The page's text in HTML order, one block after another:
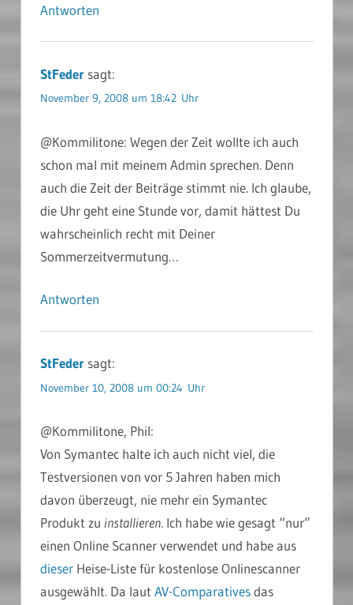
Antworten
StFeder sagt:
November 9, 2008 um 18:42 Uhr
@Kommilitone: Wegen der Zeit wollte ich auch
schon mal mit meinem Admin sprechen. Denn
auch die Zeit der Beiträge stimmt nie. Ich glaube,
die Uhr geht eine Stunde vor, damit hättest Du
wahrscheinlich recht mit Deiner
Sommerzeitvermutung…
Antworten
StFeder sagt:
November 10, 2008 um 00:24 Uhr
@Kommilitone, Phil:
Von Symantec halte ich auch nicht viel, die
Testversionen von vor 5 Jahren haben mich
davon überzeugt, nie mehr ein Symantec
Produkt zu installieren. Ich habe wie gesagt “nur”
einen Online Scanner verwendet und habe aus
dieserHeise-Liste für kostenlose Onlinescanner
ausgewählt. Da laut AV-Comparativesdas